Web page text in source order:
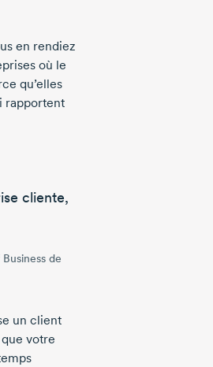
en rendiez
où le
qu’elles
rapportent
cliente,
de
un client
votre